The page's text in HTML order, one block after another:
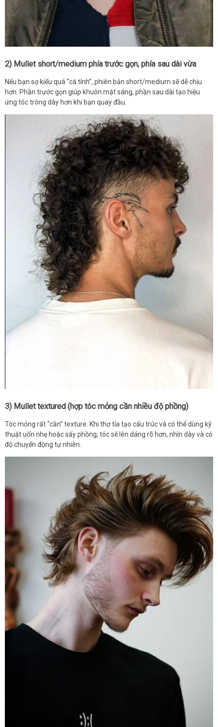
2) Mullet short/medium phía trước gọn, phía sau dài vừa
Nếu bạn sợ kiểu quá “cá tính”, phiên bản short/medium sẽ dễ chịu
hơn. Phần trước gọn giúp khuôn mặt sáng, phần sau dài tạo hiệu
ứng tóc trông dày hơn khi bạn quay đầu.
3) Mullet textured (hợp tóc mỏng cần nhiều độ phồng)
Tóc mỏng rất “cần” texture. Khi thợ tỉa tạo cấu trúc và có thể dùng kỹ
thuật uốn nhẹ hoặc sấy phồng, tóc sẽ lên dáng rõ hơn, nhìn dày và có
độ chuyển động tự nhiên.